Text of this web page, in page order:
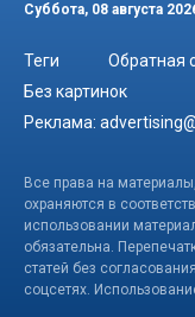
Суббота, 08 августа
Теги Обратная
Без картинок
Реклама:
Все права на
охраняются в
использовании
обязательна.
статей без
соцсетях.